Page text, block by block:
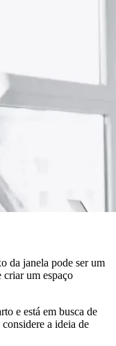
da janela pode ser um
criar um espaço
e está em busca de
a ideia de